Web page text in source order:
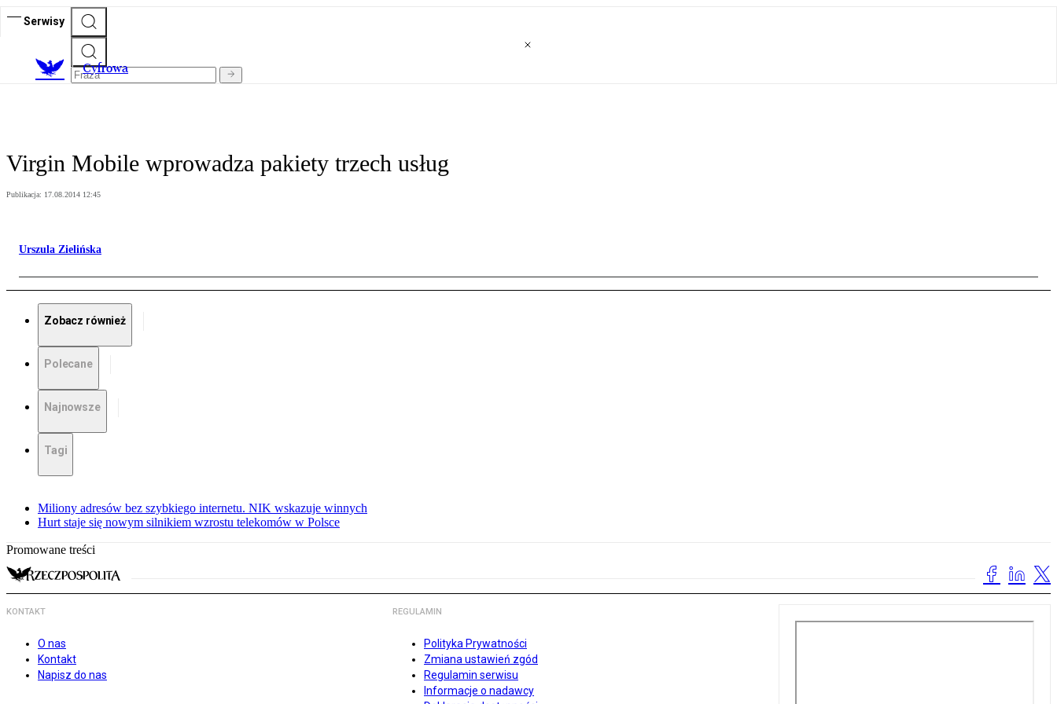
Serwisy
Cyfrowa
Virgin Mobile wprowadza pakiety trzech usług
Publikacja: 17.08.2014 12:45
Urszula Zielińska
Zobacz również
Polecane
Najnowsze
Tagi
Miliony adresów bez szybkiego internetu. NIK wskazuje winnych
Hurt staje się nowym silnikiem wzrostu telekomów w Polsce
Promowane treści
KONTAKT
O nas
Kontakt
Napisz do nas
REGULAMIN
Polityka Prywatności
Zmiana ustawień zgód
Regulamin serwisu
Informacje o nadawcy